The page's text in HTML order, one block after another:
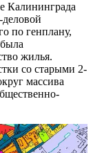
Калининграда
по генплану,
жилья.
со старыми 2-
массива